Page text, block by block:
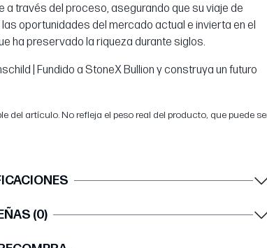
a través del proceso, asegurando que su viaje de
oportunidades del mercado actual e invierta en el
ha preservado la riqueza durante siglos.
| Fundido a StoneX Bullion y construya un futuro
del artículo. No refleja el peso real del producto, que puede
(0)